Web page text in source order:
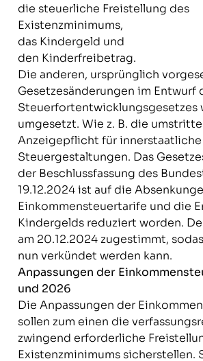
die steuerliche Freistellung des
Existenzminimums,
das Kindergeld und
den Kinderfreibetrag.
Die anderen, ursprünglich
Gesetzesänderungen im Entwurf
Steuerfortentwicklungsgesetzes
umgesetzt. Wie z. B. die
Anzeigepflicht für innerstaatliche
Steuergestaltungen. Das
der Beschlussfassung des
19.12.2024 ist auf die
Einkommensteuertarife und die
Kindergelds reduziert worden.
am 20.12.2024 zugestimmt,
nun verkündet werden kann.
Anpassungen der
und 2026
Die Anpassungen der
sollen zum einen die
zwingend erforderliche
Existenzminimums sicherstellen.